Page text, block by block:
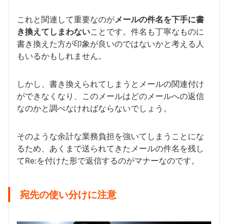
これと関連して重要なのがメールの件名を下手に書
き換えてしまわないことです。件名も丁寧なものに
書き換えた方が印象が良いのではないかと考える人
もいるかもしれません。
しかし、書き換えられてしまうとメールの関連付け
ができなくなり、このメールはどのメールへの返信
なのかと調べなければならないでしょう。
そのような余計な業務負担を強いてしまうことにな
るため、あくまで送られてきたメールの件名を残し
てRe:を付けた形で返信するのがマナーなのです。
宛先の使い分けに注意